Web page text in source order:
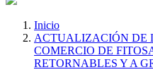
Inicio
ACTUALIZACIÓN DE
COMERCIO DE
RETORNABLES Y A